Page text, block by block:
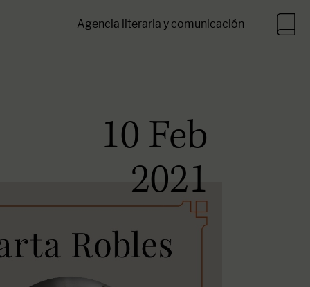
Agencia literaria y comunicación
10 Feb
2021